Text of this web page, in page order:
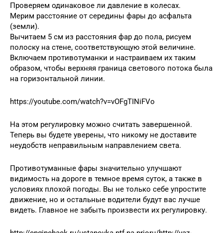
Проверяем одинаковое ли давление в колесах.
Мерим расстояние от середины фары до асфальта
(земли).
Вычитаем 5 см из расстояния фар до пола, рисуем
полоску на стене, соответствующую этой величине.
Включаем противотуманки и настраиваем их таким
образом, чтобы верхняя граница светового потока была
на горизонтальной линии.
https://youtube.com/watch?v=vOFgTINiFVo
На этом регулировку можно считать завершенной.
Теперь вы будете уверены, что никому не доставите
неудобств неправильным направлением света.
Противотуманные фары значительно улучшают
видимость на дороге в темное время суток, а также в
условиях плохой погоды. Вы не только себе упростите
движение, но и остальные водители будут вас лучше
видеть. Главное не забыть произвести их регулировку.